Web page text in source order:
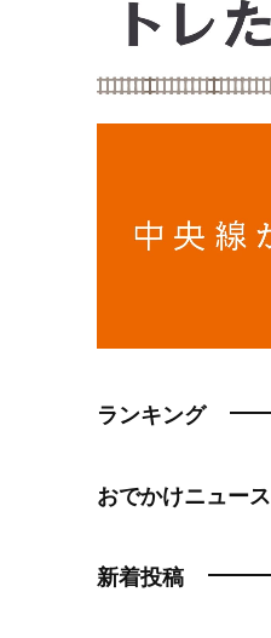
ランキング
おでかけニュース
新着投稿